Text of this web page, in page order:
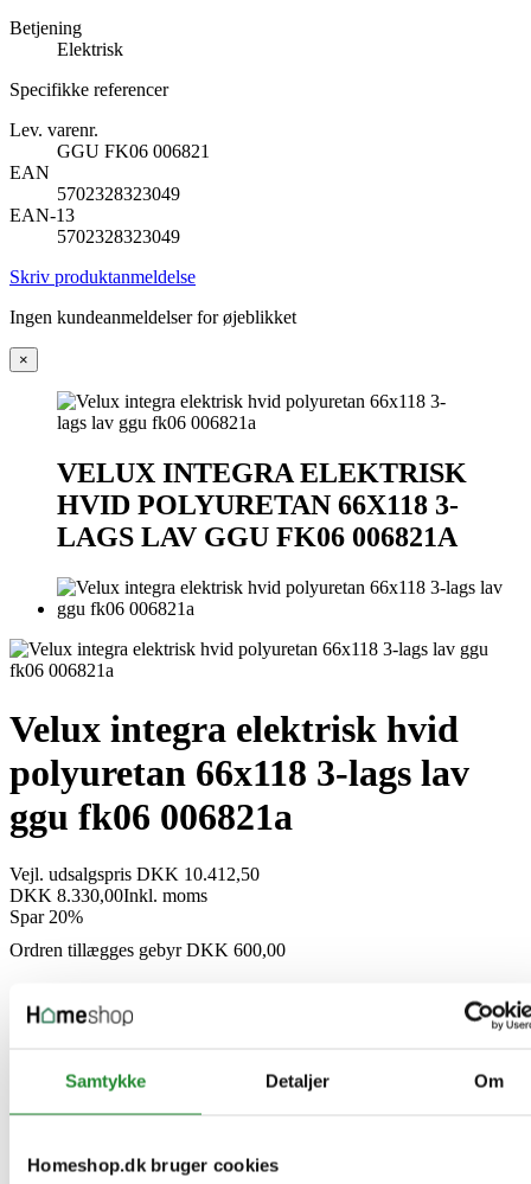
Samtykke Detaljer Om
Homeshop.dk bruger cookies
Betjening
Elektrisk
Specifikke referencer
Lev. varenr.
GGU FK06 006821
EAN
5702328323049
EAN-13
5702328323049
Skriv produktanmeldelse
Ingen kundeanmeldelser for øjeblikket
×
VELUX INTEGRA ELEKTRISK
HVID POLYURETAN 66X118 3-
LAGS LAV GGU FK06 006821A
Velux integra elektrisk hvid
polyuretan 66x118 3-lags lav
ggu fk06 006821a
Vejl. udsalgspris DKK 10.412,50
DKK 8.330,00Inkl. moms
Spar 20%
Ordren tillægges gebyr DKK 600,00